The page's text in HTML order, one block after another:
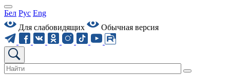
Бел Рус Eng
Для слабовидящих
Обычная версия